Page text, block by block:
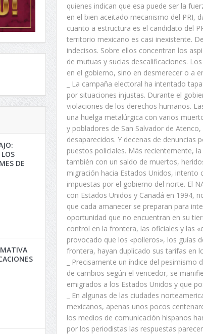
quienes indican que esa puede ser la
en el bien aceitado mecanismo del PRI,
cuanto a estructura es el candidato del
territorio mexicano es casi inexistente.
indecisos. Sobre ellos concentran los
de mutuas y sucias descalificaciones.
en el gobierno, sino en desmerecer o a
_ La campaña electoral ha intentado
por situaciones injustas. Durante el
violaciones de los derechos humanos.
una huelga metalúrgica con varios
y pobladores de San Salvador de
desaparecidos. Y decenas de
puestos policiales. Más recientemente,
también con un saldo de muertos,
migración hacia Estados Unidos, intento
impuestas por el gobierno del norte. El
con Estados Unidos y Canadá en 1994,
que cada amanecer se preparan para
oportunidad que no encuentran en su
control en la frontera, las oficiales y las
provocado que los «polleros», los guías
frontera, hayan duplicado sus tarifas en
_ Precisamente un índice del
de cambios según el vencedor, se
emigrados a los Estados Unidos y que
_ En algunas de las ciudades
mexicanos, apenas unos pocos
los medios de comunicación hispanos
por los periodistas las respuestas
DE